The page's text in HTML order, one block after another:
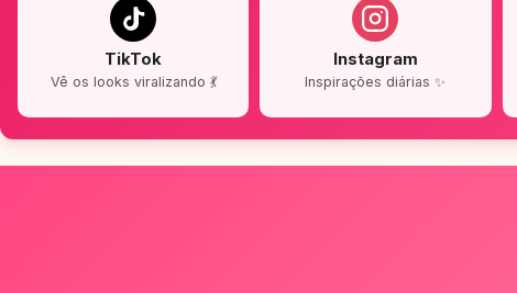
TikTok
Vê os looks viralizando 💃
Instagram
Inspirações diárias ✨